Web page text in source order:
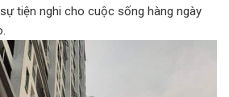
tiện nghi cho cuộc sống hàng ngày